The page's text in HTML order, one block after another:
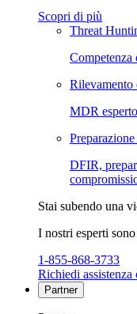
Scopri di più
Threat
Rilevamento
MDR
DFIR,
Stai subendo una
I nostri esperti
1-855-868-3733
Richiedi assistenza
Partner